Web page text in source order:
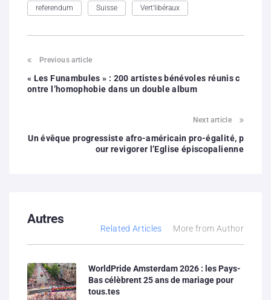
referendum Suisse Vert'libéraux
Previous article
« Les Funambules » : 200 artistes bénévoles réunis c
ontre l’homophobie dans un double album
Next article
Un évêque progressiste afro-américain pro-égalité, p
our revigorer l’Eglise épiscopalienne
Autres
Related Articles More from Author
WorldPride Amsterdam 2026 : les Pays-
Bas célèbrent 25 ans de mariage pour
tous.tes